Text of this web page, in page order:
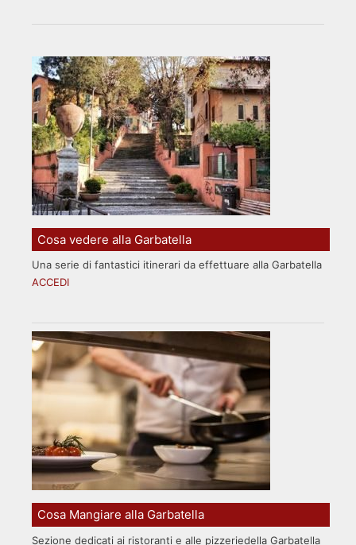
Cosa vedere alla Garbatella
Una serie di fantastici itinerari da effettuare alla Garbatella
ACCEDI
Cosa Mangiare alla Garbatella
Sezione dedicati ai ristoranti e alle pizzeriedella Garbatella